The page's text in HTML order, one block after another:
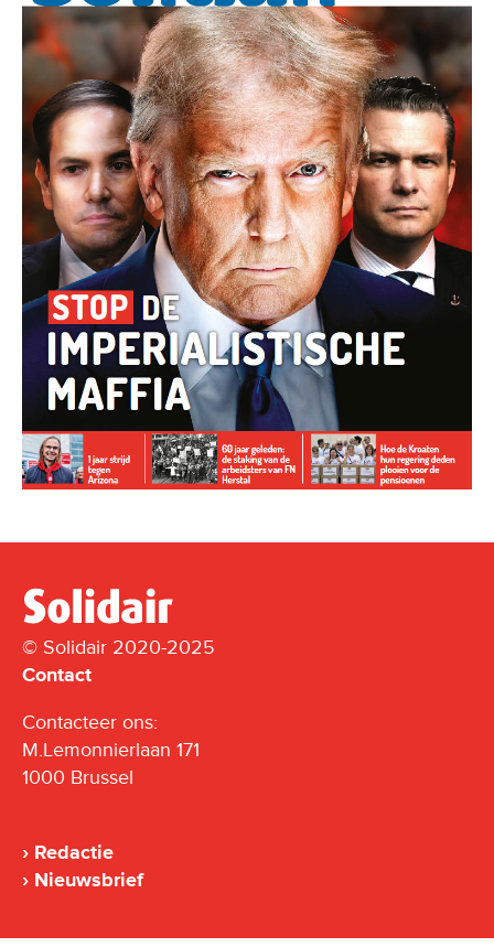
© Solidair 2020-2025
Contact
Contacteer ons:
M.Lemonnierlaan 171
1000 Brussel
Redactie
Nieuwsbrief